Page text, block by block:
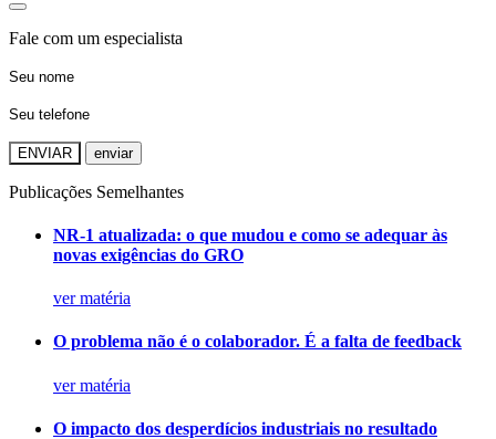
Fale com um especialista
ENVIAR
Publicações Semelhantes
NR-1 atualizada: o que mudou e como se adequar às
novas exigências do GRO
ver matéria
O problema não é o colaborador. É a falta de feedback
ver matéria
O impacto dos desperdícios industriais no resultado